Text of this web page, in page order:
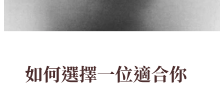
如何選擇一位適合你